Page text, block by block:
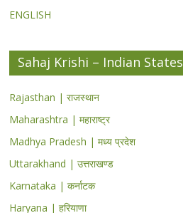
ENGLISH
Sahaj Krishi – Indian States
Rajasthan | राजस्थान
Maharashtra | महाराष्ट्र
Madhya Pradesh | मध्य प्रदेश
Uttarakhand | उत्तराखण्ड
Karnataka | कर्नाटक
Haryana | हरियाणा